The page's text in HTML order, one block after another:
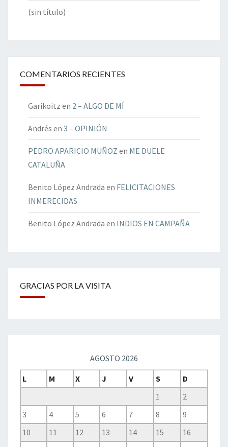
(sin título)
COMENTARIOS RECIENTES
Garikoitz en 2 – ALGO DE MÍ
Andrés en 3 – OPINIÓN
PEDRO APARICIO MUÑOZ en ME DUELE
CATALUÑA
Benito López Andrada en FELICITACIONES
INMERECIDAS
Benito López Andrada en INDIOS EN CAMPAÑA
GRACIAS POR LA VISITA
AGOSTO 2026
L
M X J V S
D
1
2
3
4 5 6 7 8
9
10
11 12 13 14 15
16